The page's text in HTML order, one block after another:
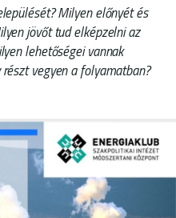
Milyen előnyét és
jövőt tud elképzelni az
lehetőségei vannak
vegyen a folyamatban?